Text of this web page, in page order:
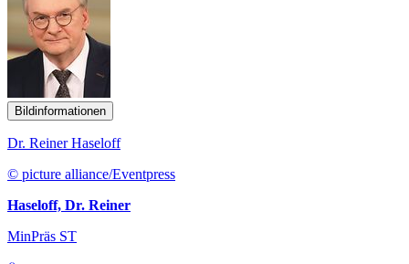
Bildinformationen
Dr. Reiner Haseloff
© picture alliance/Eventpress
Haseloff, Dr. Reiner
MinPräs ST